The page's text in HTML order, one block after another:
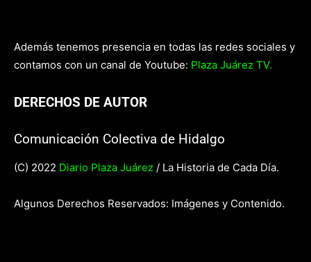
Además tenemos presencia en todas las redes sociales y
contamos con un canal de Youtube: Plaza Juárez TV.
DERECHOS DE AUTOR
Comunicación Colectiva de Hidalgo
(C) 2022 Diario Plaza Juárez / La Historia de Cada Día.
Algunos Derechos Reservados: Imágenes y Contenido.